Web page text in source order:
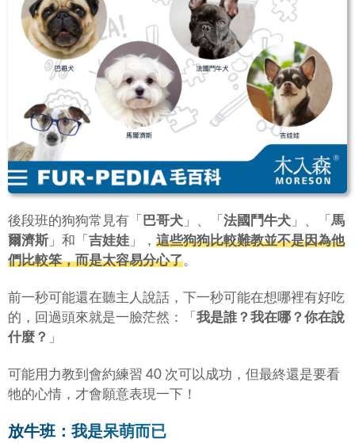
後段班的狗狗常見有「 巴哥犬 」、「 法國鬥牛犬 」、「 馬
爾濟斯 」和「 吉娃娃 」， 這些狗狗比較難教並不是因為他
們比較笨，而是太容易分心了。
前一秒可能還在聽主人說話，下一秒可能在想哪裡有好吃
的，回過頭來就是一臉茫然：「 我是誰？我在哪？你在說
什麼？ 」
可能用力教到會約練習 40 次可以成功，但最終還是要看
牠的心情，才會願意表現一下！
放牛班：我是呆萌而已